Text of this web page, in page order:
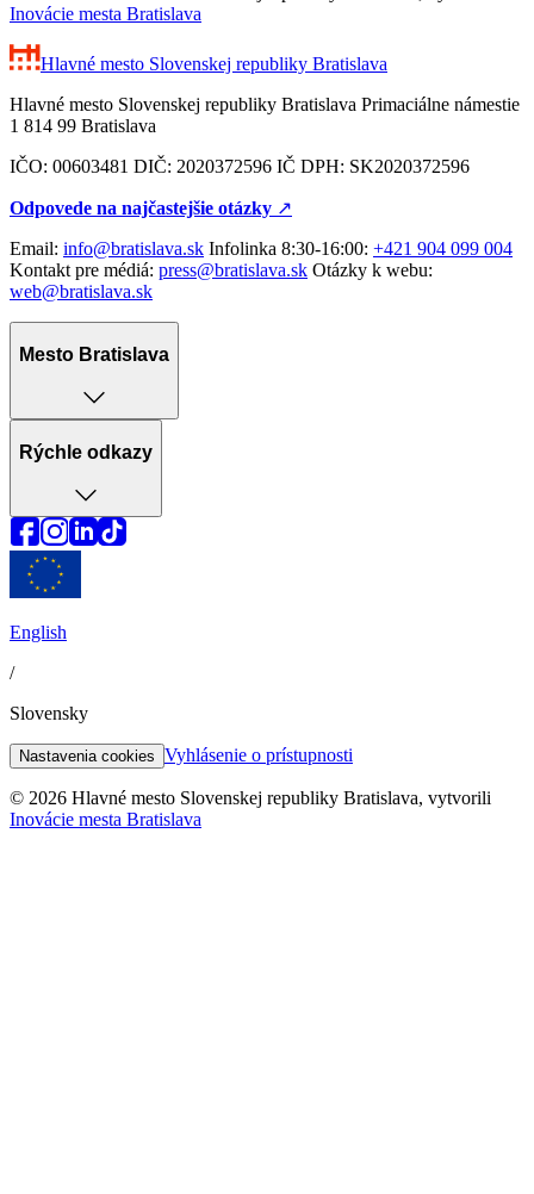
Inovácie mesta Bratislava
Hlavné mesto Slovenskej republiky Bratislava
Hlavné mesto Slovenskej republiky Bratislava Primaciálne námestie
1 814 99 Bratislava
IČO: 00603481 DIČ: 2020372596 IČ DPH: SK2020372596
Odpovede na najčastejšie otázky ↗︎
Email: info@bratislava.sk Infolinka 8:30-16:00: +421 904 099 004
Kontakt pre médiá: press@bratislava.sk Otázky k webu:
web@bratislava.sk
Mesto Bratislava
Rýchle odkazy
English
/
Slovensky
Nastavenia cookies Vyhlásenie o prístupnosti
© 2026 Hlavné mesto Slovenskej republiky Bratislava, vytvorili
Inovácie mesta Bratislava